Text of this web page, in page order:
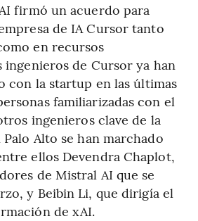
firmó un acuerdo para
de IA Cursor tanto
en recursos
de Cursor ya han
con la startup en las últimas
familiarizadas con el
ingenieros clave de la
Alto se han marchado
ellos Devendra Chaplot,
de Mistral AI que se
y Beibin Li, que dirigía el
de xAI.